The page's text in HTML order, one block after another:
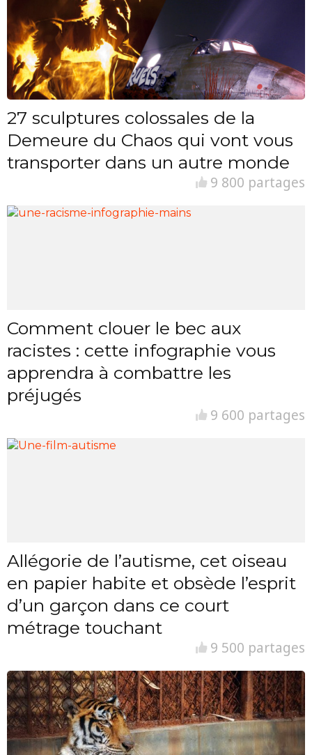
27 sculptures colossales de la
Demeure du Chaos qui vont vous
transporter dans un autre monde
9 800 partages
Comment clouer le bec aux
racistes : cette infographie vous
apprendra à combattre les
préjugés
9 600 partages
Allégorie de l’autisme, cet oiseau
en papier habite et obsède l’esprit
d’un garçon dans ce court
métrage touchant
9 500 partages